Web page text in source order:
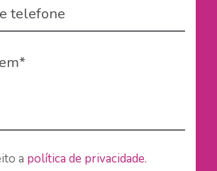
a política de privacidade.